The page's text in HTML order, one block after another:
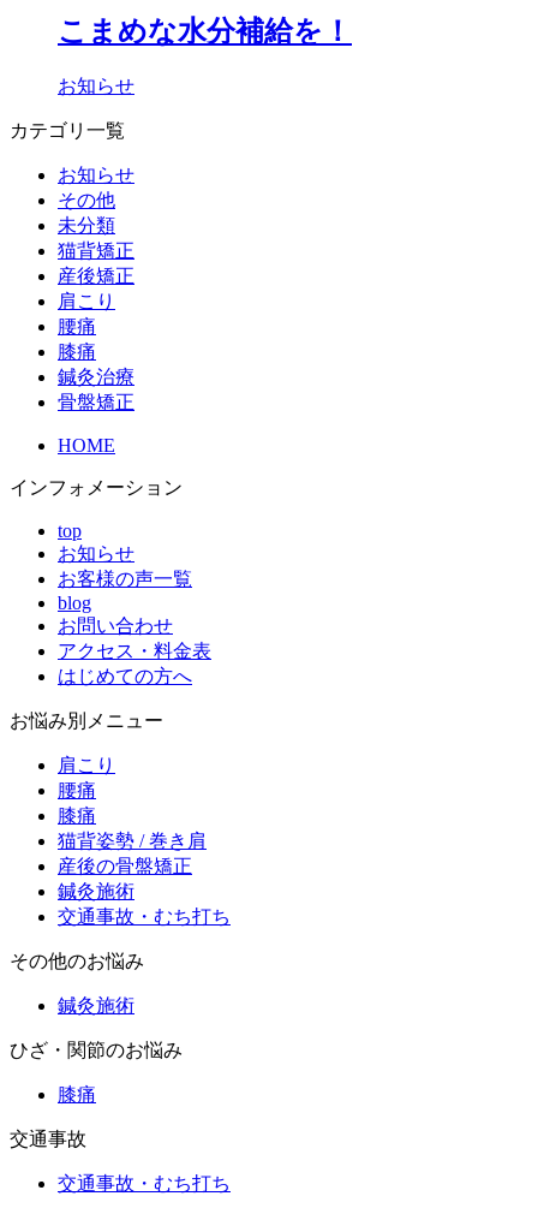
こまめな水分補給を！
お知らせ
カテゴリ一覧
お知らせ
その他
未分類
猫背矯正
産後矯正
肩こり
腰痛
膝痛
鍼灸治療
骨盤矯正
HOME
インフォメーション
top
お知らせ
お客様の声一覧
blog
お問い合わせ
アクセス・料金表
はじめての方へ
お悩み別メニュー
肩こり
腰痛
膝痛
猫背姿勢 / 巻き肩
産後の骨盤矯正
鍼灸施術
交通事故・むち打ち
その他のお悩み
鍼灸施術
ひざ・関節のお悩み
膝痛
交通事故
交通事故・むち打ち